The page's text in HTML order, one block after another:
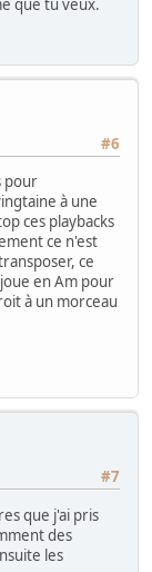
que tu veux.
#6
pour
à une
ces playbacks
ce n'est
ce
en Am pour
à un morceau
#7
que j'ai pris
des
les